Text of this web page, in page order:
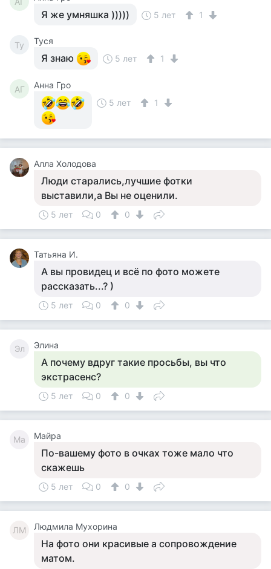
Я же умняшка ))))) 5 лет 1
Ty Tycя
Я знаю 5 лет 1
АГ
Анна Гро
5 лет
1
Алла Холодова
Люди старались,лучшие фотки
выставили,а Вы не оценили.
5 лет 0 0
Татьяна И.
А вы провидец и всё по фото можете
рассказать...? )
5 лет 0 0
Эл Элина
А почему вдруг такие просьбы, вы что
экстрасенс?
5 лет 0 0
Ма Майра
По-вашему фото в очках тоже мало что
скажешь
5 лет 0 0
ЛМ Людмила Мухорина
На фото они красивые а сопровождение
матом.